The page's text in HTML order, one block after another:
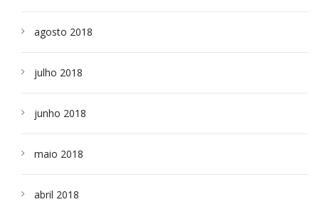
agosto 2018
julho 2018
junho 2018
maio 2018
abril 2018